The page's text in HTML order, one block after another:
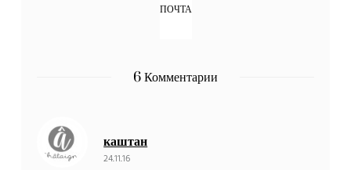
6 Комментарии
каштан
24.11.16